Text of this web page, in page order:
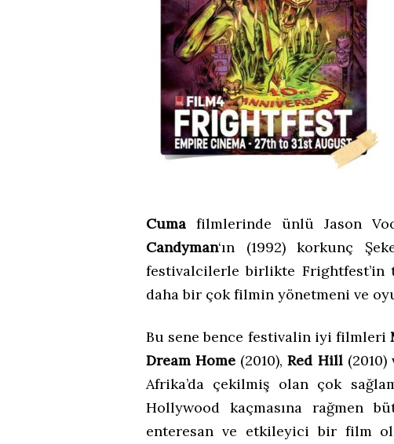
Cuma filmlerinde ünlü Jason
Candyman‘ın (1992) korkunç
festivalcilerle birlikte Frightfest’in
daha bir çok filmin yönetmeni ve
Bu sene bence festivalin iyi filmleri
Dream Home (2010),Red Hill(2010)
Afrika’da çekilmiş olan çok
Hollywood kaçmasına
enteresan ve etkileyici bir film